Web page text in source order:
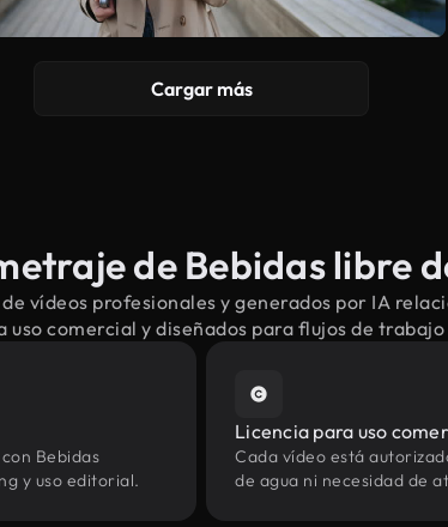
Cargar más
de Bebidas libre
vídeos profesionales y generados por IA
uso comercial y diseñados para flujos de
Bebidas
y uso editorial.
Licencia para uso
Cada vídeo está
de agua ni necesidad de